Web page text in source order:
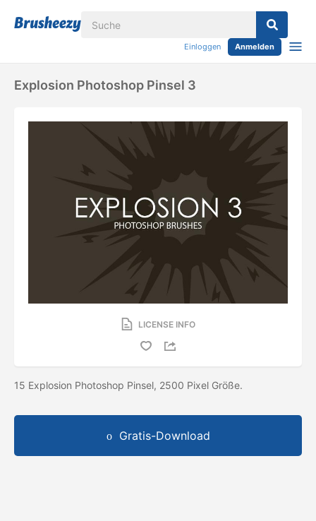
Einloggen Anmelden
Explosion Photoshop Pinsel 3
LICENSE INFO
15 Explosion Photoshop Pinsel, 2500 Pixel Größe.
Gratis-Download